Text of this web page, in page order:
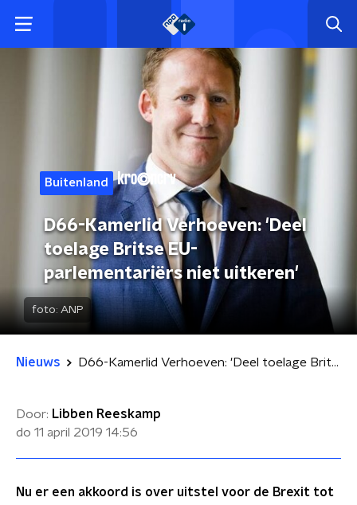
Buitenland
D66-Kamerlid Verhoeven: 'Deel
toelage Britse EU-
parlementariërs niet uitkeren'
foto: ANP
Nieuws D66-Kamerlid Verhoeven: 'Deel toelage Britse EU-parlementariërs niet uitkeren'
Door: Libben Reeskamp
do 11 april 2019 14:56
Nu er een akkoord is over uitstel voor de Brexit tot